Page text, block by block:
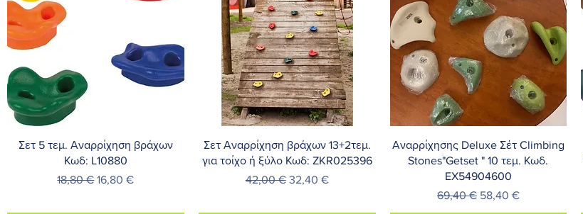
Γρήγορη προβολή
Σετ 5 τεμ. Αναρρίχηση βράχων
Κωδ: L10880
Κανονική τιμή
18,80 € Τιμή Έκπτωσης
16,80 €
Γρήγορη προβολή
Σετ Αναρρίχηση βράχων 13+2τεμ.
για τοίχο ή ξύλο Κωδ: ZKR025396
Κανονική τιμή
42,00 € Τιμή Έκπτωσης
32,40 €
Γρήγορη προβολή
Αναρρίχησης Deluxe Σέτ Climbing
Stones"Getset " 10 τεμ. Κωδ.
EX54904600
Κανονική τιμή
69,40 € Τιμή Έκπτωσης
58,40 €